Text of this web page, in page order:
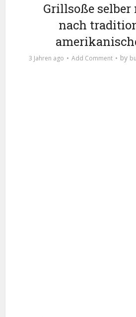
Grillsoße selber
nach
3 Jahren ago Add Comment by